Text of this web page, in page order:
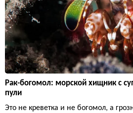
Рак-богомол: морской хищник с
пули
Это не креветка и не богомол, а